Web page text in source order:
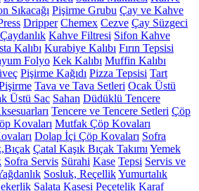
Sıkacağı Pişirme Grubu Çay ve Kahve
Dripper Chemex Cezve Çay Süzgeci
Çaydanlık Kahve Filtresi Sifon Kahve
Kalıbı Kurabiye Kalıbı Fırın Tepsisi
Folyo Kek Kalıbı Muffin Kalıbı
Pişirme Kağıdı Pizza Tepsisi Tart
Tava ve Tava Setleri Ocak Üstü
Üstü Sac Sahan Düdüklü Tencere
Tencere ve Tencere Setleri Çöp
Kovaları Mutfak Çöp Kovaları
Dolap İçi Çöp Kovaları Sofra
Çatal Kaşık Bıçak Takımı Yemek
Sofra Servis Sürahi Kase Tepsi Servis ve
Sosluk, ReçellikYumurtalık
Salata Kasesi Peçetelik Karaf